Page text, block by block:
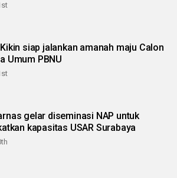
siap jalankan amanah maju Calon
Umum PBNU
gelar diseminasi NAP untuk
kapasitas USAR Surabaya